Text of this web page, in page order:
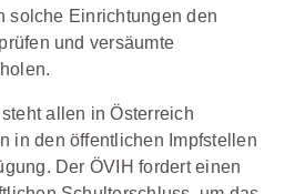
solche Einrichtungen den
und versäumte
allen in Österreich
in den öffentlichen Impfstellen
Der ÖVIH fordert einen